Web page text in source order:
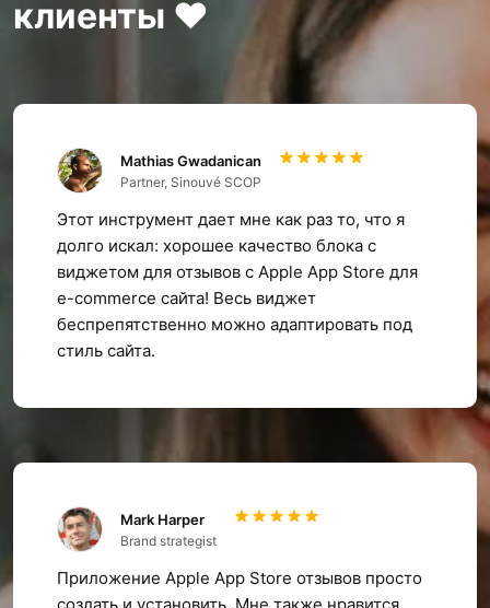
клиенты ❤️
Mathias Gwadanican
Partner, Sinouvé SCOP
Этот инструмент дает мне как раз то, что я
долго искал: хорошее качество блока с
виджетом для отзывов с Apple App Store для
e-commerce сайта! Весь виджет
беспрепятственно можно адаптировать под
стиль сайта.
Mark Harper
Brand strategist
Приложение Apple App Store отзывов просто
создать и установить. Мне также нравится